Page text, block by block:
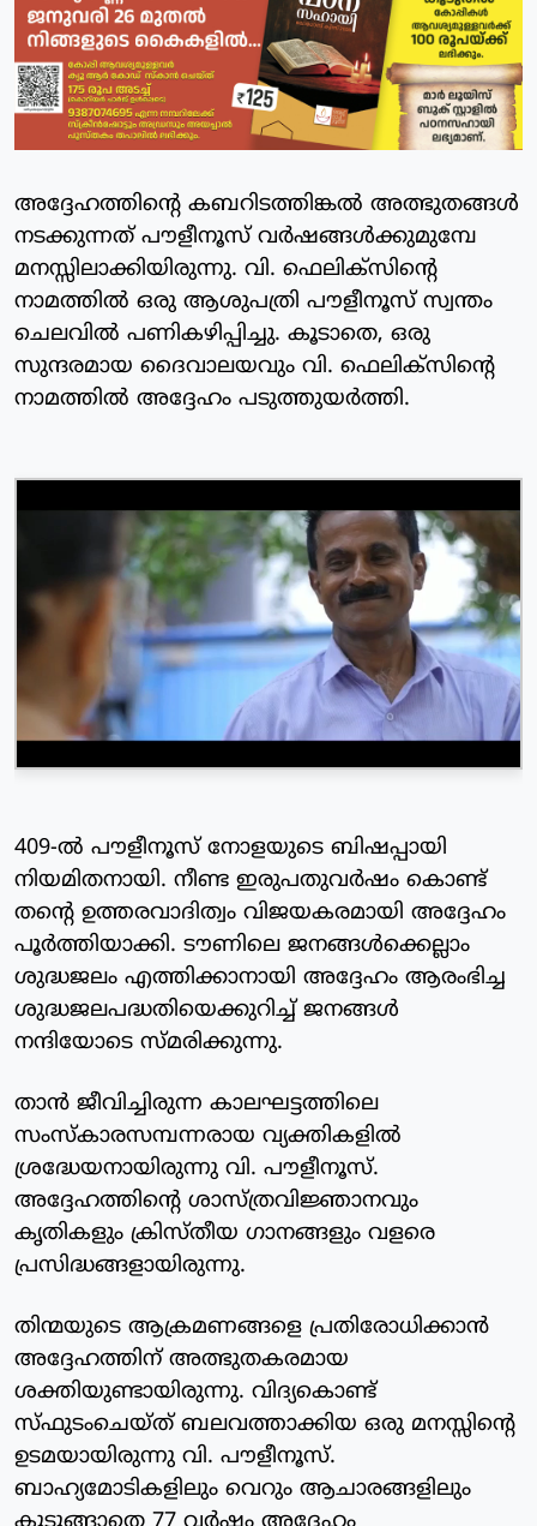
അദ്ദേഹത്തിന്റെ കബറിടത്തിങ്കല്‍ അത്ഭുതങ്ങള്‍
നടക്കുന്നത് പൗളീനൂസ് വര്‍ഷങ്ങള്‍ക്കുമുമ്പേ
മനസ്സിലാക്കിയിരുന്നു. വി. ഫെലിക്‌സിന്റെ
നാമത്തില്‍ ഒരു ആശുപത്രി പൗളീനൂസ് സ്വന്തം
ചെലവില്‍ പണികഴിപ്പിച്ചു. കൂടാതെ, ഒരു
സുന്ദരമായ ദൈവാലയവും വി. ഫെലിക്‌സിന്റെ
നാമത്തില്‍ അദ്ദേഹം പടുത്തുയര്‍ത്തി.
409-ല്‍ പൗളീനൂസ് നോളയുടെ ബിഷപ്പായി
നിയമിതനായി. നീണ്ട ഇരുപതുവര്‍ഷം കൊണ്ട്
തന്റെ ഉത്തരവാദിത്വം വിജയകരമായി അദ്ദേഹം
പൂര്‍ത്തിയാക്കി. ടൗണിലെ ജനങ്ങള്‍ക്കെല്ലാം
ശുദ്ധജലം എത്തിക്കാനായി അദ്ദേഹം ആരംഭിച്ച
ശുദ്ധജലപദ്ധതിയെക്കുറിച്ച് ജനങ്ങള്‍
നന്ദിയോടെ സ്മരിക്കുന്നു.
താന്‍ ജീവിച്ചിരുന്ന കാലഘട്ടത്തിലെ
സംസ്‌കാരസമ്പന്നരായ വ്യക്തികളില്‍
ശ്രദ്ധേയനായിരുന്നു വി. പൗളീനൂസ്.
അദ്ദേഹത്തിന്റെ ശാസ്ത്രവിജ്ഞാനവും
കൃതികളും ക്രിസ്തീയ ഗാനങ്ങളും വളരെ
പ്രസിദ്ധങ്ങളായിരുന്നു.
തിന്മയുടെ ആക്രമണങ്ങളെ പ്രതിരോധിക്കാന്‍
അദ്ദേഹത്തിന് അത്ഭുതകരമായ
ശക്തിയുണ്ടായിരുന്നു. വിദ്യകൊണ്ട്
സ്ഫുടംചെയ്ത് ബലവത്താക്കിയ ഒരു മനസ്സിന്റെ
ഉടമയായിരുന്നു വി. പൗളീനൂസ്.
ബാഹ്യമോടികളിലും വെറും ആചാരങ്ങളിലും